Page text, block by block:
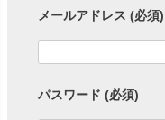
メールアドレス (必須)
パスワード (必須)